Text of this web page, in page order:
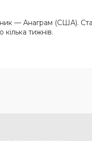
— Анаграм (США).
тижнів.